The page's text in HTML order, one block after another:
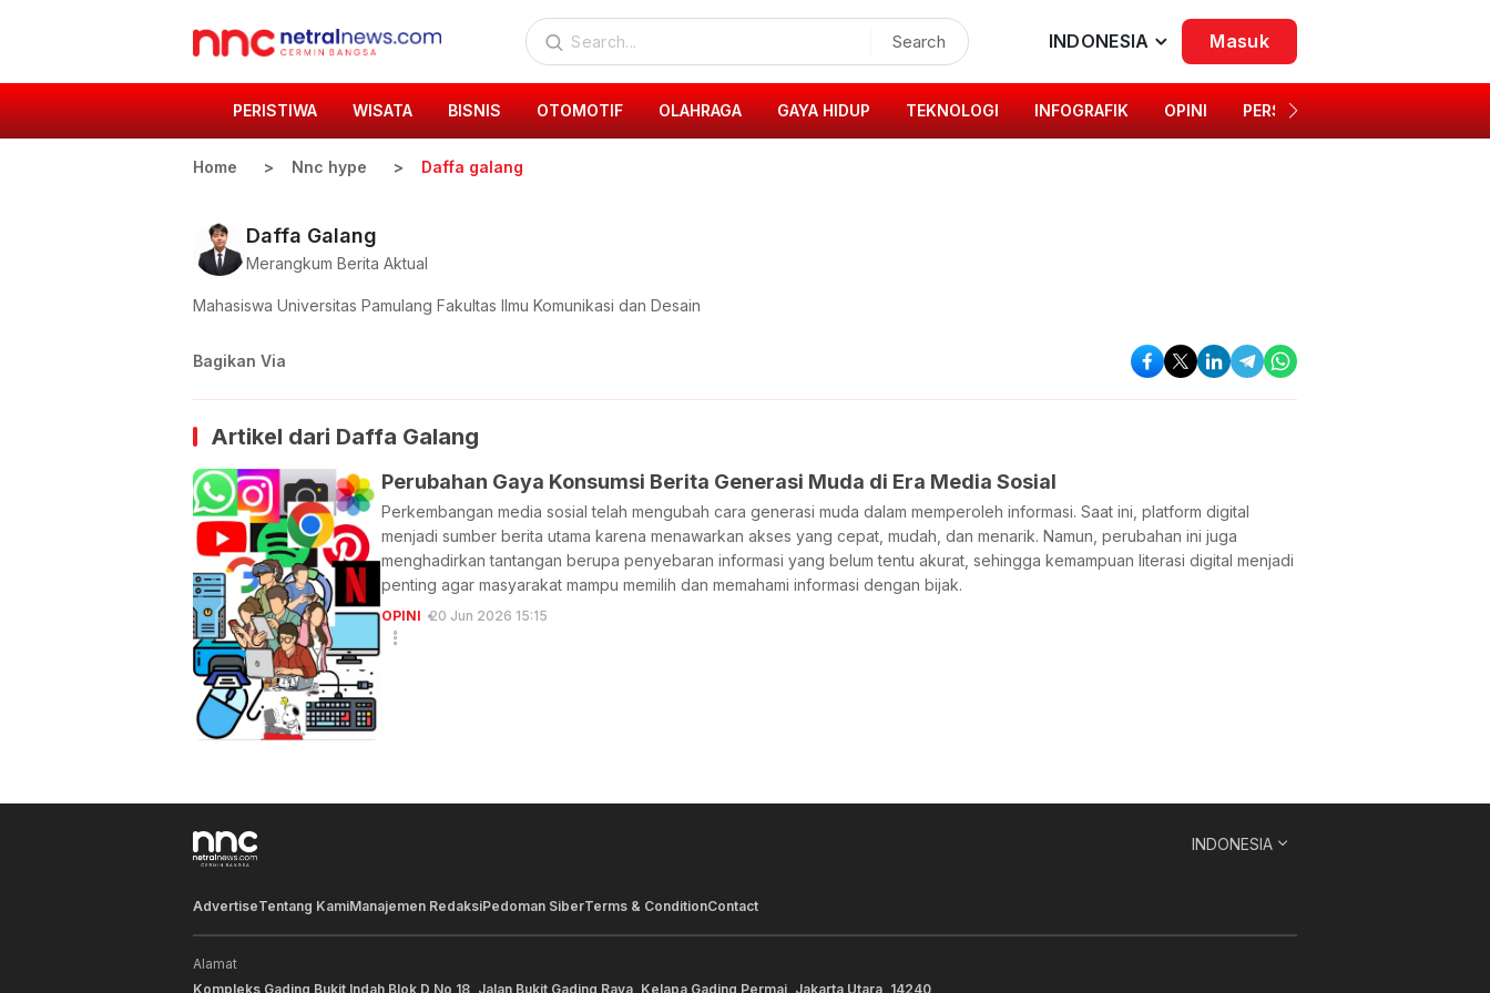
Search INDONESIA Masuk
PERISTIWA WISATA BISNIS OTOMOTIF OLAHRAGA GAYA HIDUP TEKNOLOGI INFOGRAFIK OPINI PERSONA
Home Nnc hype Daffa galang
Daffa Galang
Merangkum Berita Aktual
Mahasiswa Universitas Pamulang Fakultas Ilmu Komunikasi dan Desain
Bagikan Via
Artikel dari Daffa Galang
Perubahan Gaya Konsumsi Berita Generasi Muda di Era Media Sosial
Perkembangan media sosial telah mengubah cara generasi muda dalam memperoleh informasi. Saat ini, platform digital
menjadi sumber berita utama karena menawarkan akses yang cepat, mudah, dan menarik. Namun, perubahan ini juga
menghadirkan tantangan berupa penyebaran informasi yang belum tentu akurat, sehingga kemampuan literasi digital menjadi
penting agar masyarakat mampu memilih dan memahami informasi dengan bijak.
OPINI 20 Jun 2026 15:15
INDONESIA
AdvertiseTentang KamiManajemen RedaksiPedoman SiberTerms & ConditionContact
Alamat
Kompleks Gading Bukit Indah Blok D No 18, Jalan Bukit Gading Raya, Kelapa Gading Permai, Jakarta Utara, 14240